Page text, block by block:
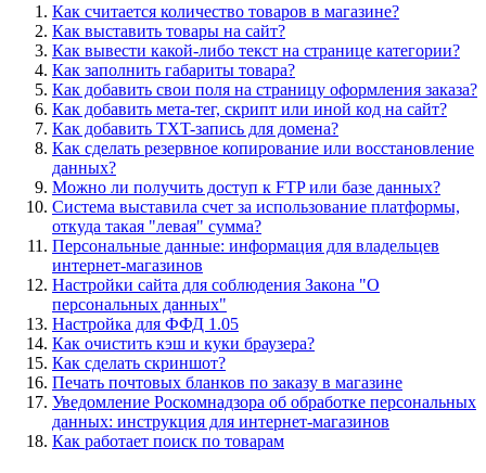
Как считается количество товаров в магазине?
Как выставить товары на сайт?
Как вывести какой-либо текст на странице категории?
Как заполнить габариты товара?
Как добавить свои поля на страницу оформления заказа?
Как добавить мета-тег, скрипт или иной код на сайт?
Как добавить TXT-запись для домена?
Как сделать резервное копирование или восстановление
данных?
Можно ли получить доступ к FTP или базе данных?
Система выставила счет за использование платформы,
откуда такая "левая" сумма?
Персональные данные: информация для владельцев
интернет-магазинов
Настройки сайта для соблюдения Закона "О
персональных данных"
Настройка для ФФД 1.05
Как очистить кэш и куки браузера?
Как сделать скриншот?
Печать почтовых бланков по заказу в магазине
Уведомление Роскомнадзора об обработке персональных
данных: инструкция для интернет-магазинов
Как работает поиск по товарам